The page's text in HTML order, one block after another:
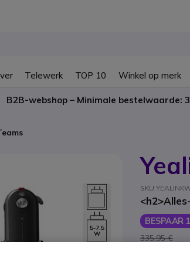
Telewerk TOP 10 Winkel op merk
B2B-webshop – Minimale bestelwaarde:
SKU
BESPAAR
335,95 €
5-7.5
W